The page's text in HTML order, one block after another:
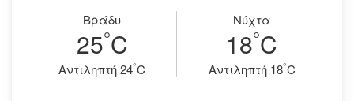
Βράδυ
25°C
Aντιληπτή 24°C
Νύχτα
18°C
Aντιληπτή 18°C